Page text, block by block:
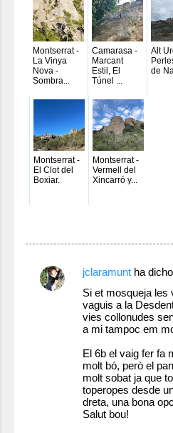
Montserrat -
La Vinya
Nova -
Sombra...
Camarasa -
Marcant
Estil, El
Túnel ...
Alt
de
Montserrat -
El Clot del
Boxiar.
Montserrat -
Vermell del
Xincarró y...
C
o
jclaramunt ha
Si et mosqueja les
vaguis a la
vies collonudes
a mi tampoc em
El 6b el vaig fer fa
molt bó, però el
molt sobat ja que
toperopes desde
dreta, una bona
Salut bou!